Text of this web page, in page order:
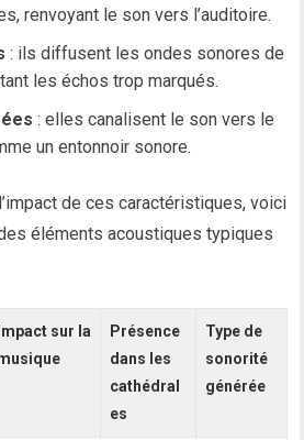
renvoyant le son vers l’auditoire.
: ils diffusent les ondes sonores de
les échos trop marqués.
: elles canalisent le son vers le
un entonnoir sonore.
de ces caractéristiques, voici
éléments acoustiques typiques
Impact sur la
Présence
dans les
cathédral
es
Type de
sonorité
générée